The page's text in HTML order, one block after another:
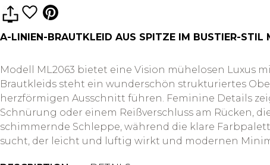
A-LINIEN-BRAUTKLEID AUS SPITZE IM BUSTIER-STIL
Modell ML2063 bietet eine Vision mühelosen Luxus
Brautkleids steht ein wunderschön strukturiertes
herzförmigen Ausschnitt führen. Feminine Details
Schnürung oder einem Reißverschluss am Rücken,
schimmernde Schleppe, während die klare
sucht, der leicht und luftig wirkt und modernen